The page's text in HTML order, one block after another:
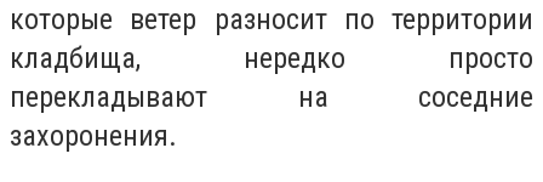
которые ветер разносит по территории
кладбища, нередко просто
перекладывают на соседние
захоронения.